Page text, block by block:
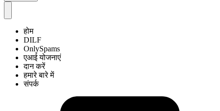
होम
DILF
OnlySpams
एआई योजनाएं
दान करें
हमारे बारे में
संपर्क